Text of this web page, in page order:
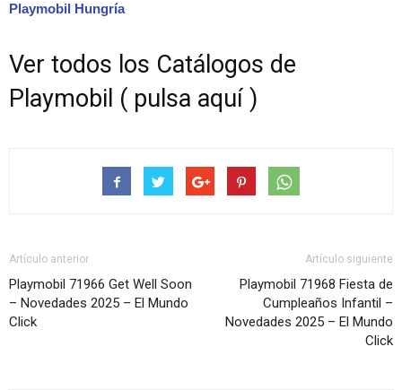
Playmobil Hungría
Ver todos los Catálogos de
Playmobil ( pulsa aquí )
Artículo anterior
Playmobil 71966 Get Well Soon
– Novedades 2025 – El Mundo
Click
Artículo siguiente
Playmobil 71968 Fiesta de
Cumpleaños Infantil –
Novedades 2025 – El Mundo
Click